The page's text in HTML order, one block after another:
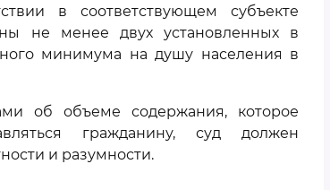
в соответствующем субъекте
не менее двух установленных в
минимума на душу населения в
об объеме содержания, которое
гражданину, суд должен
и разумности.